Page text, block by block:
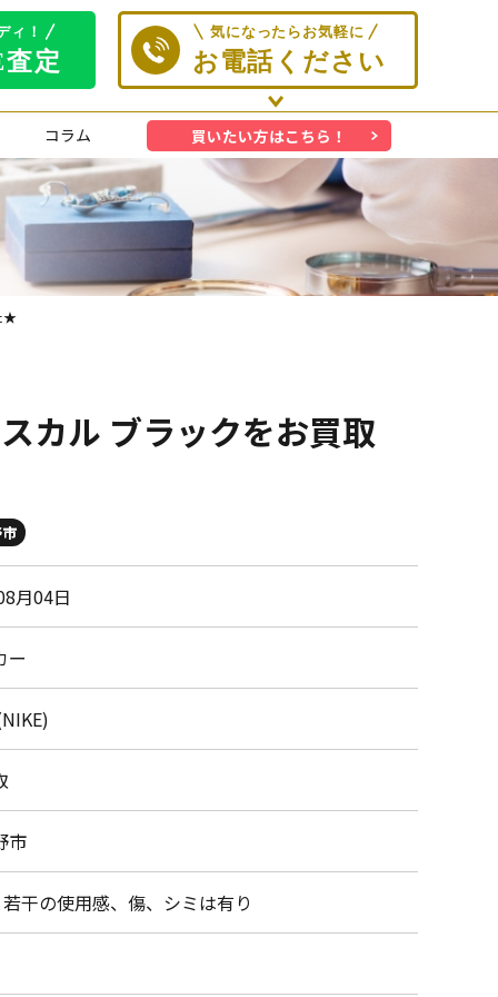
コラム 買いたい方はこちら！
★
カル ブラックをお買取
月04日
ー
市
干の使用感、傷、シミは有り